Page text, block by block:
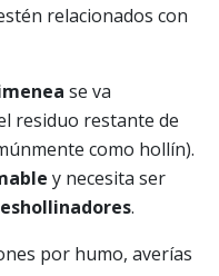
relacionados con
se va
residuo restante de
como hollín).
y necesita ser
.
por humo, averías